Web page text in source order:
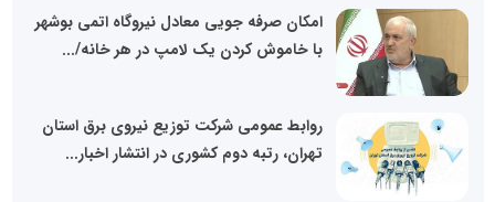
امکان صرفه جویی معادل نیروگاه اتمی بوشهر
با خاموش کردن یک لامپ در هر خانه/...
روابط عمومی شرکت توزیع نیروی برق استان
تهران، رتبه دوم کشوری در انتشار اخبار...